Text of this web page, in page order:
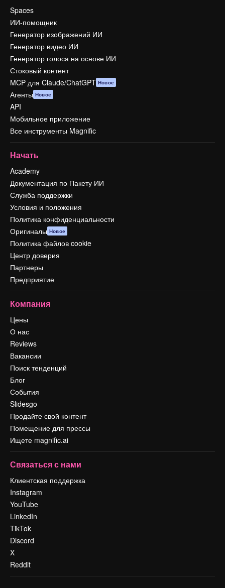
Spaces
ИИ-помощник
Генератор изображений ИИ
Генератор видео ИИ
Генератор голоса на основе ИИ
Стоковый контент
MCP для Claude/ChatGPT Новое
Агенты Новое
API
Мобильное приложение
Все инструменты Magnific
Начать
Academy
Документация по Пакету ИИ
Служба поддержки
Условия и положения
Политика конфиденциальности
Оригиналы Новое
Политика файлов cookie
Центр доверия
Партнеры
Предприятие
Компания
Цены
О нас
Reviews
Вакансии
Поиск тенденций
Блог
События
Slidesgo
Продайте свой контент
Помещение для прессы
Ищете magnific.ai
Связаться с нами
Клиентская поддержка
Instagram
YouTube
LinkedIn
TikTok
Discord
X
Reddit